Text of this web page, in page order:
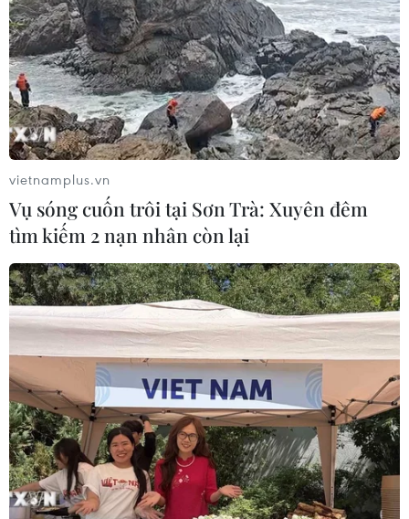
Theo dõi VietnamPlus
TIN CÙNG CHUYÊN MỤC
Cứu sống trẻ sinh cực non 25 tuần
thai, nặng gần 700 gram
09/08/2026 04:44
Mưa lớn gây ngập cục bộ, chia cắt
một số khu vực miền núi Quảng Trị
09/08/2026 04:35
Giáo dục trước thềm năm học mới:
vietnamplus.vn
Vụ sóng cuốn trôi tại Sơn Trà: Xuyên đêm
tìm kiếm 2 nạn nhân còn lại